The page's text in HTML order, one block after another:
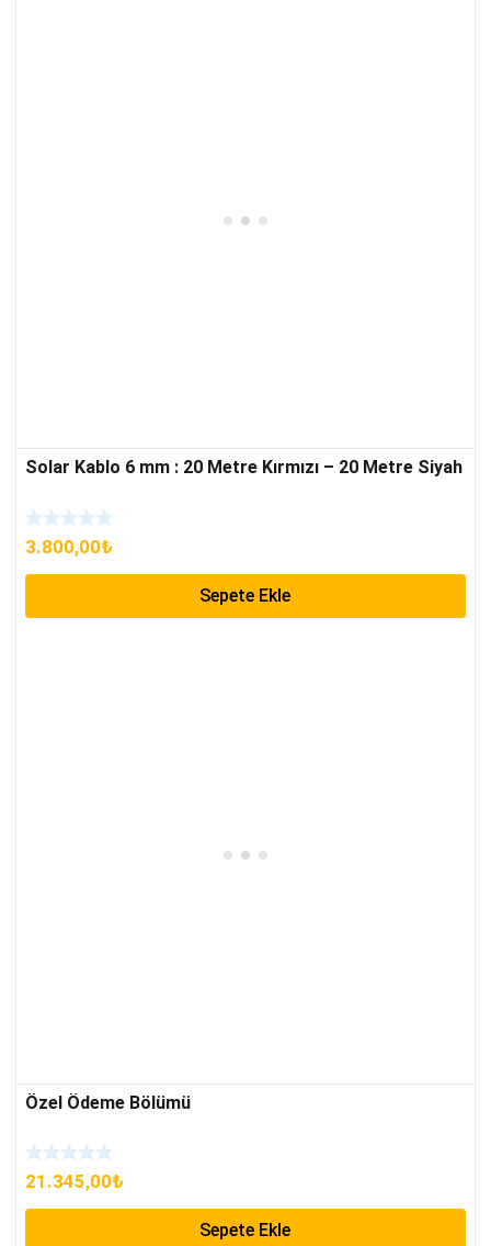
Solar Kablo 6 mm : 20 Metre Kırmızı – 20 Metre Siyah
3.800,00₺
Sepete Ekle
Özel Ödeme Bölümü
21.345,00₺
Sepete Ekle